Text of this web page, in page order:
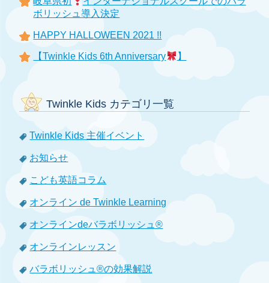
ボリッシュ導入決定
HAPPY HALLOWEEN 2021 !!
【Twinkle Kids 6th Anniversary 】
Twinkle Kids カテゴリ一覧
Twinkle Kids 主催イベント
お知らせ
こども英語コラム
オンライン de Twinkle Learning
オンラインdeバラボリッシュ®
オンラインレッスン
バラボリッシュ®の効果解説